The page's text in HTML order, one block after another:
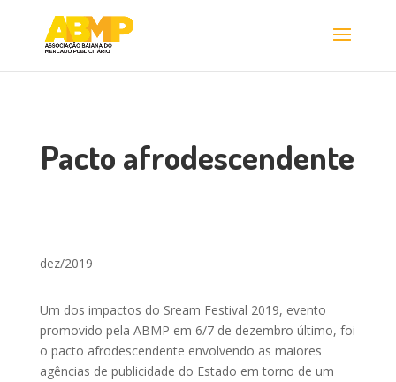
Pacto afrodescendente
dez/2019
Um dos impactos do Sream Festival 2019, evento
promovido pela ABMP em 6/7 de dezembro último, foi
o pacto afrodescendente envolvendo as maiores
agências de publicidade do Estado em torno de um